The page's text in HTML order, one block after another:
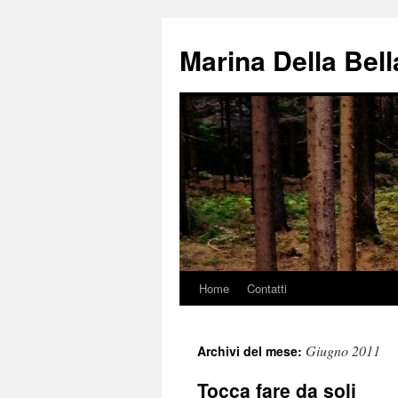
contenuto
Marina Della
Home Contatti
Archivi del mese: Giugno 2011
Tocca fare da soli